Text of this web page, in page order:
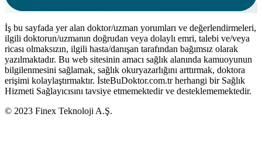
İş bu sayfada yer alan doktor/uzman yorumları ve değerlendirmeleri,
ilgili doktorun/uzmanın doğrudan veya dolaylı emri, talebi ve/veya
ricası olmaksızın, ilgili hasta/danışan tarafından bağımsız olarak
yazılmaktadır. Bu web sitesinin amacı sağlık alanında kamuoyunun
bilgilenmesini sağlamak, sağlık okuryazarlığını arttırmak, doktora
erişimi kolaylaştırmaktır. İsteBuDoktor.com.tr herhangi bir Sağlık
Hizmeti Sağlayıcısını tavsiye etmemektedir ve desteklememektedir.
© 2023 Finex Teknoloji A.Ş.